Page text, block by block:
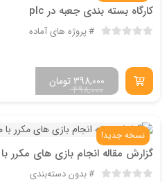
کارگاه بسته بندی جعبه در plc
پروژه های آماده
498,000
تومان398,000
نسخه جدید!
گزارش مقاله انجام بازی های مکرر
بدون دسته‌بندی